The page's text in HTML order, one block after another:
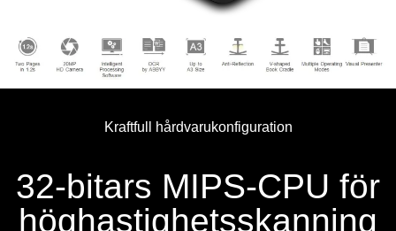
Kraftfull hårdvarukonfiguration
32-bitars MIPS-CPU för
höghastighetsskanning